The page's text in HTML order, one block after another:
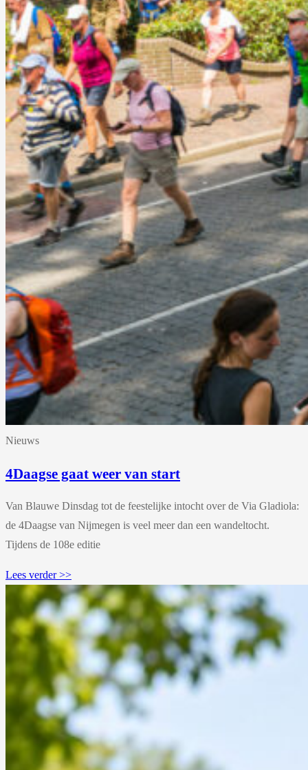
Nieuws
4Daagse gaat weer van start
Van Blauwe Dinsdag tot de feestelijke intocht over de Via Gladiola:
de 4Daagse van Nijmegen is veel meer dan een wandeltocht.
Tijdens de 108e editie
Lees verder >>